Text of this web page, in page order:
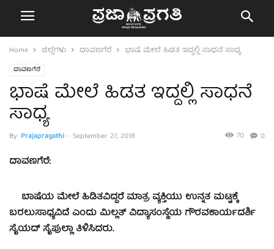
Home ಜಿಲ್ಲೆಗಳು ದಾವಣಗೆರೆ ಭಾಷೆ ಮೇಲೆ ಹಿಡತ ಇದ್ದಲ್ಲಿ ಸಾಧನೆ ಸಾಧ್ಯ
ದಾವಣಗೆರೆ
ಭಾಷೆ ಮೇಲೆ ಹಿಡತ ಇದ್ದಲ್ಲಿ ಸಾಧನೆ
ಸಾಧ್ಯ
By Prajapragathi- September 27, 2018 0
70
ದಾವಣಗೆರೆ:
ಬಾಷೆಯ ಮೇಲೆ ಹಿಡಿತವಿದ್ದರೆ ಮಾತ್ರ ವ್ಯಕ್ತಿಯು ಉನ್ನತ ಮಟ್ಟಕ್ಕೆ
ಬರಲುಸಾಧ್ಯವಿದೆ ಎಂದು ಮಿಲ್ಲತ್ ವಿದ್ಯಾಸಂಸ್ಥೆಯ ಗೌರವಕಾರ್ಯದರ್ಶಿ
ಸೈಯದ್ ಸೈಪುಲ್ಲಾ ತಿಳಿಸಿದರು.